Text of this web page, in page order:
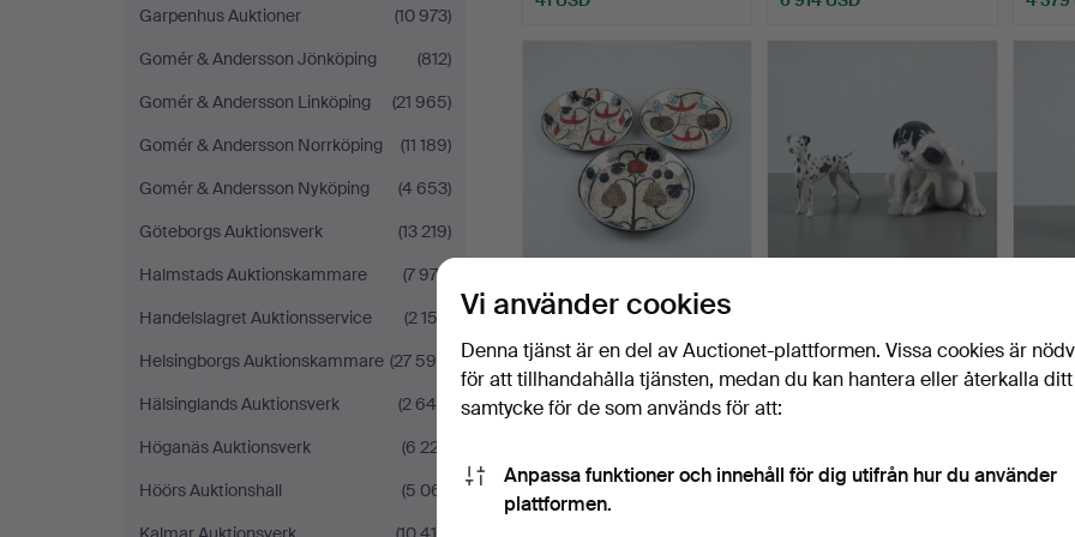
Garpenhus Auktioner
(10 973)
Gomér & Andersson Jönköping
(812)
Gomér & Andersson Linköping
(21 965)
Gomér & Andersson Norrköping
(11 189)
Gomér & Andersson Nyköping
(4 653)
Göteborgs Auktionsverk
(13 219)
Halmstads Auktionskammare
(7 973)
Handelslagret Auktionsservice
(2 153)
Helsingborgs Auktionskammare (27 594)
Hälsinglands Auktionsverk
(2 649)
Höganäs Auktionsverk
(6 227)
Höörs Auktionshall
(5 061)
BIRGER KAIPIAINEN.
KERAMIKFAT, 3 st. Signe…
Klubbades 24 maj 2026
18 bud
3 688 USD
Klubbades 17 maj 2026
5 bud
Sent
5 bud
Vi använder cookies
Denna tjänst är en del av Auctionet-plattformen. Vissa cookies är
för att tillhandahålla tjänsten, medan du kan hantera eller återkalla ditt
samtycke för de som används för att:
Anpassa funktioner och innehåll för dig utifrån hur du använder
plattformen.